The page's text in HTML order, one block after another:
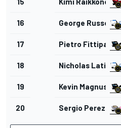
16 George Russell
17 Pietro Fittipaldi
18 Nicholas Latifi
19 Kevin Magnussen
20 Sergio Perez